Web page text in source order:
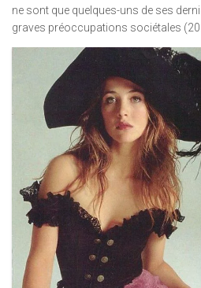
ne sont que quelques-uns de ses
graves préoccupations sociétales